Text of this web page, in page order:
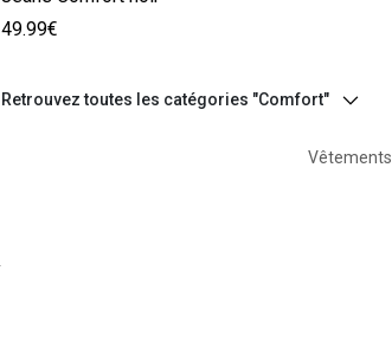
49.99€
Retrouvez toutes les catégories "Comfort"
Vêtements